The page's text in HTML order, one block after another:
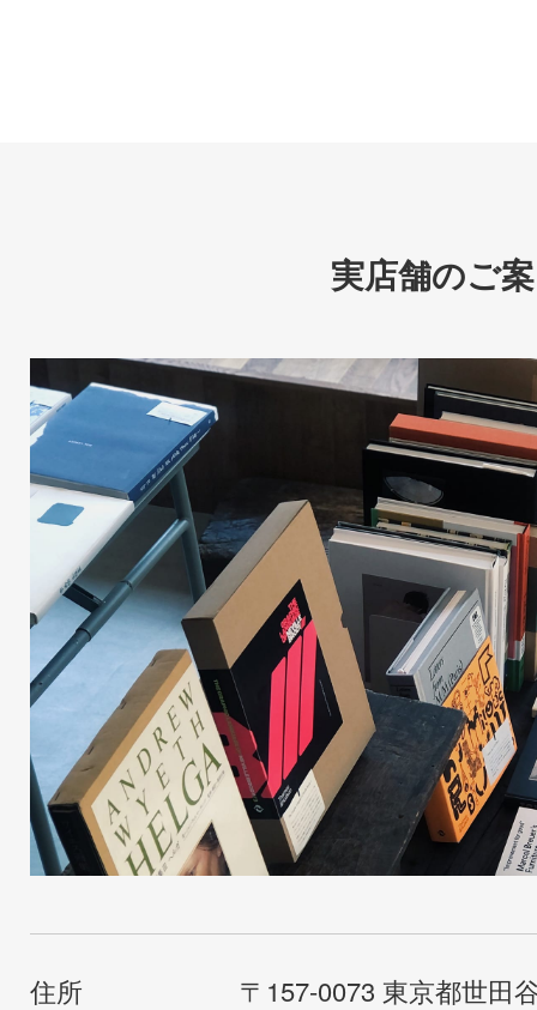
実店舗のご
住所 〒157-0073 東京都世田